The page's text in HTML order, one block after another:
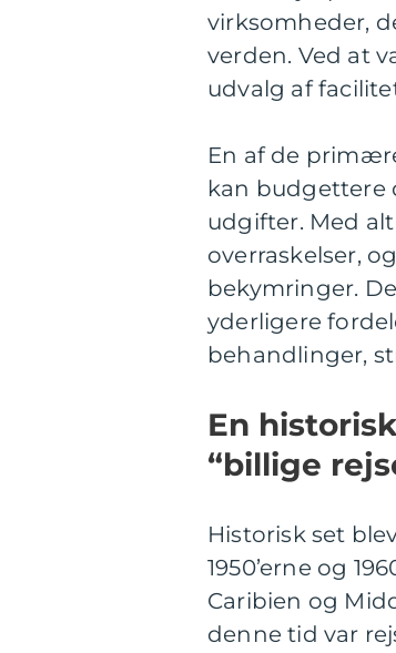
virksomheder,
verden. Ved at
udvalg af
En af de
kan budgettere
udgifter. Med
overraskelser,
bekymringer.
yderligere
behandlinger,
En
“billige
Historisk set
1950’erne og
Caribien og
denne tid var